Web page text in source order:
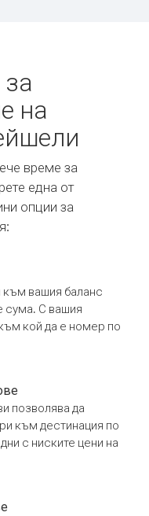
на
време за
една от
опции за
към вашия баланс
сума. С вашия
кой да е номер по
позволява да
към дестинация по
с ниските цени на